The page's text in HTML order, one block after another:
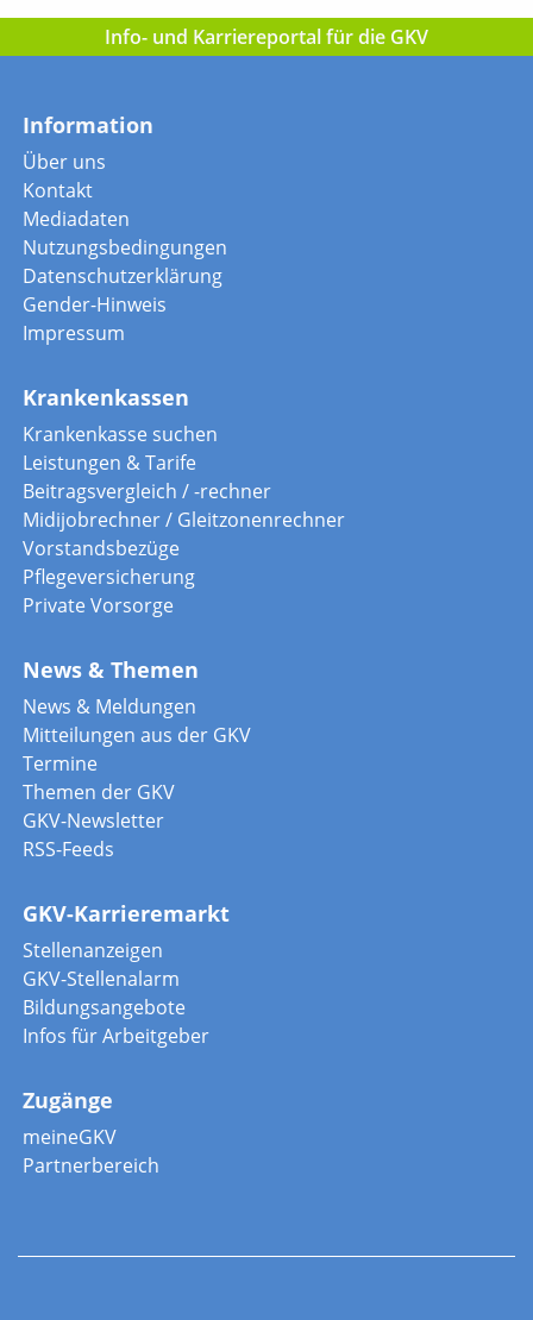
Info- und Karriereportal für die GKV
Information
Über uns
Kontakt
Mediadaten
Nutzungsbedingungen
Datenschutzerklärung
Gender-Hinweis
Impressum
Krankenkassen
Krankenkasse suchen
Leistungen & Tarife
Beitragsvergleich / -rechner
Midijobrechner / Gleitzonenrechner
Vorstandsbezüge
Pflegeversicherung
Private Vorsorge
News & Themen
News & Meldungen
Mitteilungen aus der GKV
Termine
Themen der GKV
GKV-Newsletter
RSS-Feeds
GKV-Karrieremarkt
Stellenanzeigen
GKV-Stellenalarm
Bildungsangebote
Infos für Arbeitgeber
Zugänge
meineGKV
Partnerbereich